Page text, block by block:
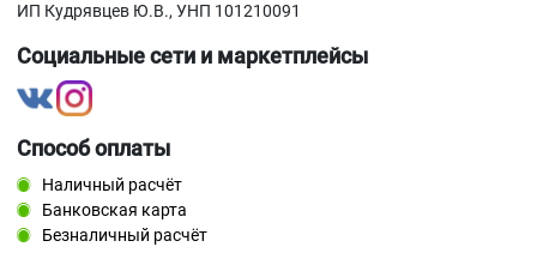
ИП Кудрявцев Ю.В., УНП 101210091
Социальные сети и маркетплейсы
Способ оплаты
Наличный расчёт
Банковская карта
Безналичный расчёт